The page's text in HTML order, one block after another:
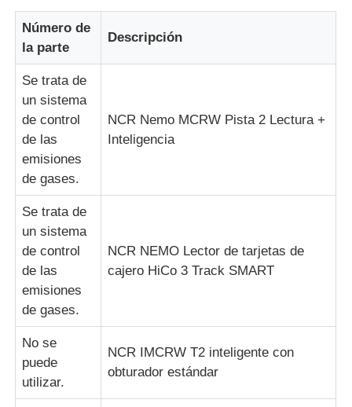
Número de
la parte
Descripción
Se trata de
un sistema
de control
de las
emisiones
de gases.
NCR Nemo MCRW Pista 2 Lectura +
Inteligencia
Se trata de
un sistema
de control
de las
emisiones
de gases.
NCR NEMO Lector de tarjetas de
cajero HiCo 3 Track SMART
No se
puede
utilizar.
NCR IMCRW T2 inteligente con
obturador estándar